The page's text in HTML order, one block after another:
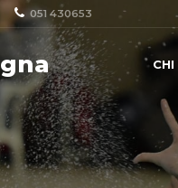
051 430653
CHI